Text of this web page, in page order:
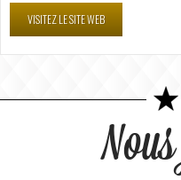
VISITEZ LE SITE WEB